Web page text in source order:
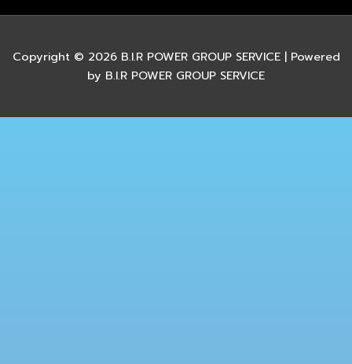
Copyright © 2026 B.I.R POWER GROUP SERVICE | Powered
by B.I.R POWER GROUP SERVICE